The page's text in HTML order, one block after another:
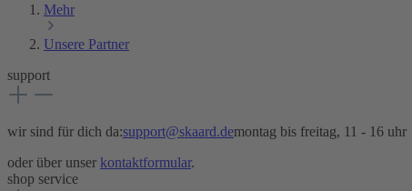
Mehr
Unsere Partner
support
wir sind für dich da:support@skaard.demontag bis freitag, 11 - 16 uhr
oder über unser kontaktformular.
shop service